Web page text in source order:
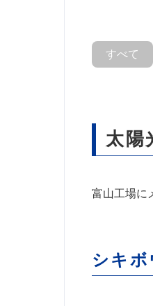
すべて
太陽
富山工場に
シキボ